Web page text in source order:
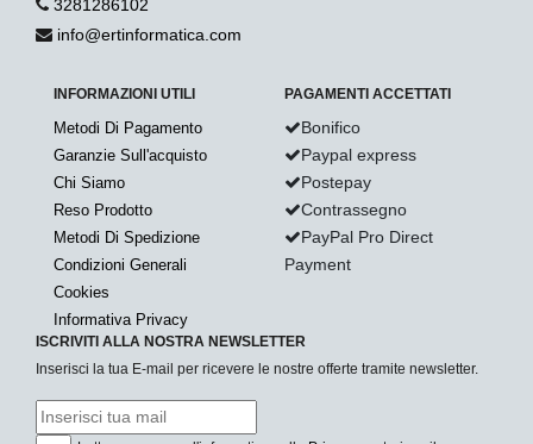
3281286102
info@ertinformatica.com
INFORMAZIONI UTILI
Metodi Di Pagamento
Garanzie Sull'acquisto
Chi Siamo
Reso Prodotto
Metodi Di Spedizione
Condizioni Generali
Cookies
Informativa Privacy
PAGAMENTI ACCETTATI
Bonifico
Paypal express
Postepay
Contrassegno
PayPal Pro Direct
Payment
ISCRIVITI ALLA NOSTRA NEWSLETTER
Inserisci la tua E-mail per ricevere le nostre offerte tramite newsletter.